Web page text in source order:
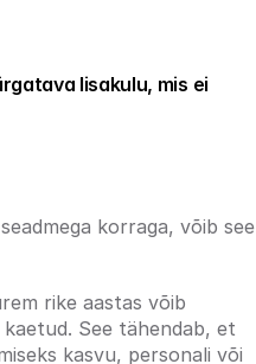
lisakulu, mis ei
korraga, võib see
rike aastas võib
See tähendab, et
kasvu, personali või